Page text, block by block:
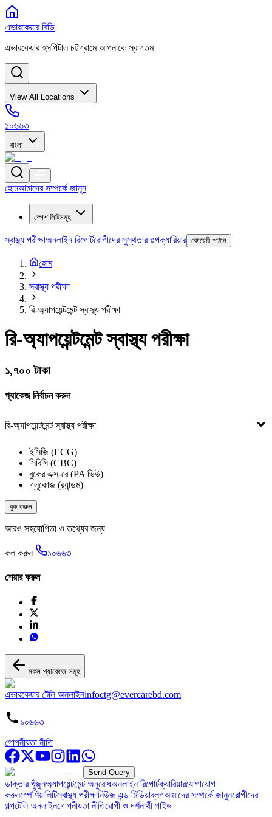
এভারকেয়ার বিডি
এভারকেয়ার হসপিটাল চট্টগ্রামে আপনাকে স্বাগতম
View All Locations
১০৬৬৩
বাংলা
হোমআমাদের সম্পর্কে জানুন
স্পেশালিটিসমূহ
স্বাস্থ্য পরীক্ষাঅনলাইন রিপোর্টরোগীদের সুস্থতার গল্পক্যারিয়ার কোয়েরি পাঠান
হোম
স্বাস্থ্য পরীক্ষা
রি-অ্যাপয়েন্টমেন্ট স্বাস্থ্য পরীক্ষা
রি-অ্যাপয়েন্টমেন্ট স্বাস্থ্য পরীক্ষা
১,৭০০ টাকা
প্যাকেজ নির্বাচন করুন
রি-অ্যাপয়েন্টমেন্ট স্বাস্থ্য পরীক্ষা
ইসিজি (ECG)
সিবিসি (CBC)
বুকের এক্স-রে (PA ভিউ)
গ্লূকোজ (র‌্যান্ডম)
বুক করুন
আরও সহযোগিতা ও তথ্যের জন্য
কল করুন ১০৬৬৩
শেয়ার করুন
সকল প্যাকেজে সমূহ
এভারকেয়ার টেলি অনলাইনinfoctg@evercarebd.com
১০৬৬৩
গোপনীয়তা নীতি
Send Query
ডাক্তার খুঁজুনঅ্যাপয়েন্টমেন্ট অনুরোধঅনলাইন রিপোর্টক্যারিয়ারযোগাযোগ
করুনস্পেশিয়ালিটিস্বাস্থ্য পরীক্ষানিউজ এন্ড মিডিয়াব্লগআমাদের সম্পর্কে জানুনরোগীদের
গল্পটেলি অনলাইনগোপনীয়তা নীতিরোগী ও দর্শনার্থী গাইড